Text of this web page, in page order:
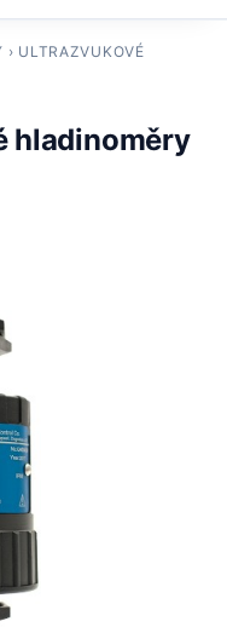
› ULTRAZVUKOVÉ
hladinoměry